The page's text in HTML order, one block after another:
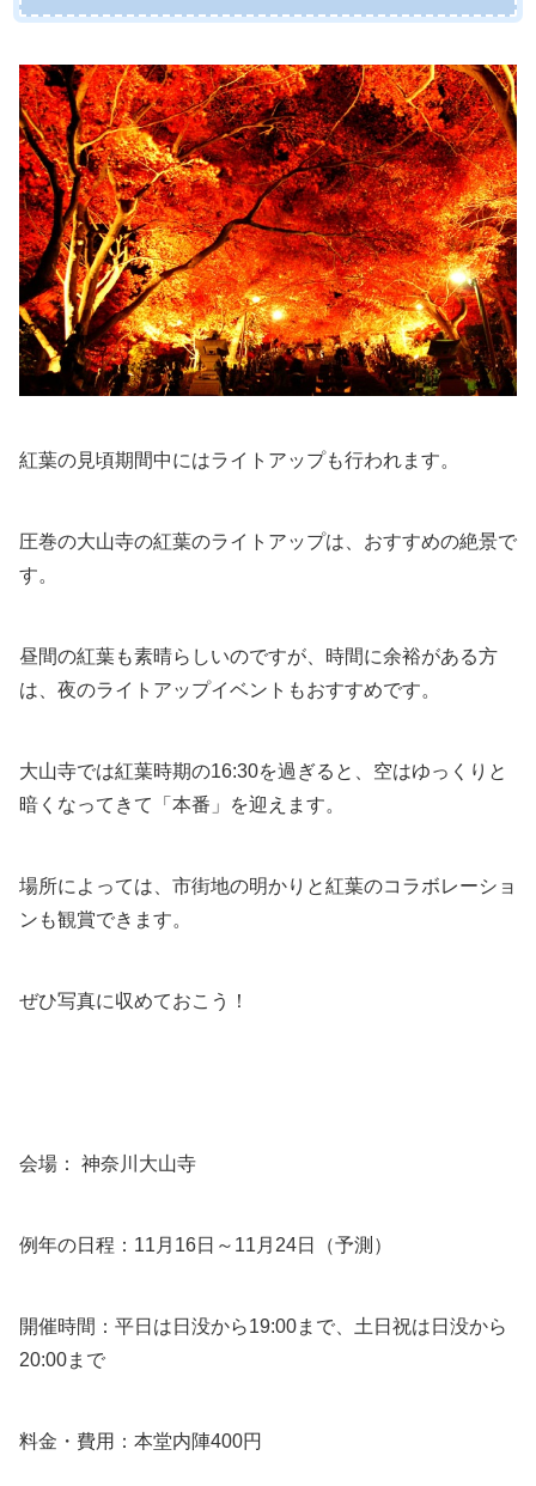
紅葉の見頃期間中にはライトアップも行われます。
圧巻の大山寺の紅葉のライトアップは、おすすめの絶景で
す。
昼間の紅葉も素晴らしいのですが、時間に余裕がある方
は、夜のライトアップイベントもおすすめです。
大山寺では紅葉時期の16:30を過ぎると、空はゆっくりと
暗くなってきて「本番」を迎えます。
場所によっては、市街地の明かりと紅葉のコラボレーショ
ンも観賞できます。
ぜひ写真に収めておこう！
会場： 神奈川大山寺
例年の日程：11月16日～11月24日（予測）
開催時間：平日は日没から19:00まで、土日祝は日没から
20:00まで
料金・費用：本堂内陣400円